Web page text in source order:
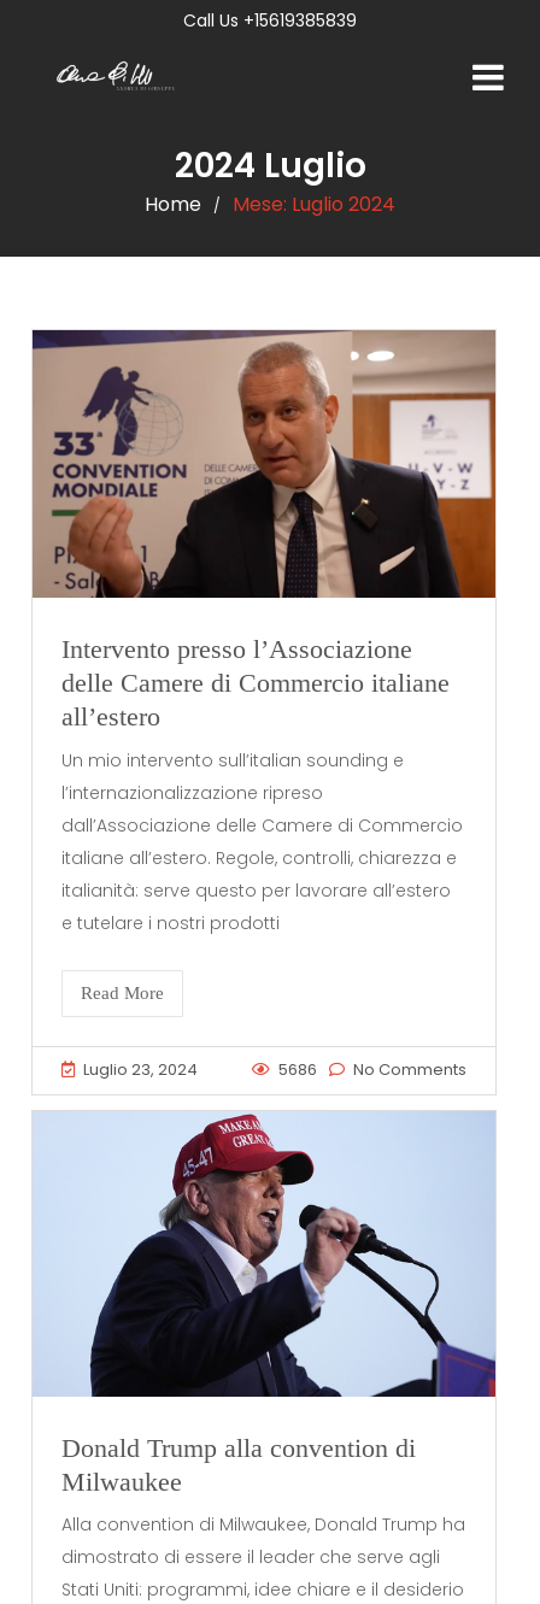
Call Us +15619385839
2024 Luglio
Home / Mese: Luglio 2024
Intervento presso l’Associazione
delle Camere di Commercio italiane
all’estero
Un mio intervento sull’italian sounding e
l’internazionalizzazione ripreso
dall’Associazione delle Camere di Commercio
italiane all’estero. Regole, controlli, chiarezza e
italianità: serve questo per lavorare all’estero
e tutelare i nostri prodotti
Read More
Luglio 23, 2024 5686 No Comments
Donald Trump alla convention di
Milwaukee
Alla convention di Milwaukee, Donald Trump ha
dimostrato di essere il leader che serve agli
Stati Uniti: programmi, idee chiare e il desiderio